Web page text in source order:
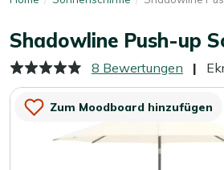
Shadowline Push-up
8 Bewertungen
Zum Moodboard hinzufügen